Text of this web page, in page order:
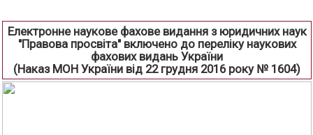
Електронне наукове фахове видання з юридичних наук
"Правова просвіта" включено до переліку наукових
фахових видань України
(Наказ МОН України від 22 грудня 2016 року № 1604)